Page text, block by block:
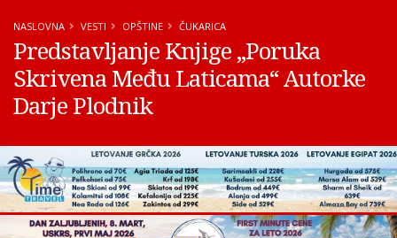
NASLOVNA VESTI OPŠTINE ČUKARICA
Predstavljanje Knjige „Poruka
Skrivena Među Laticama“ Autorke
Darje Plodnik